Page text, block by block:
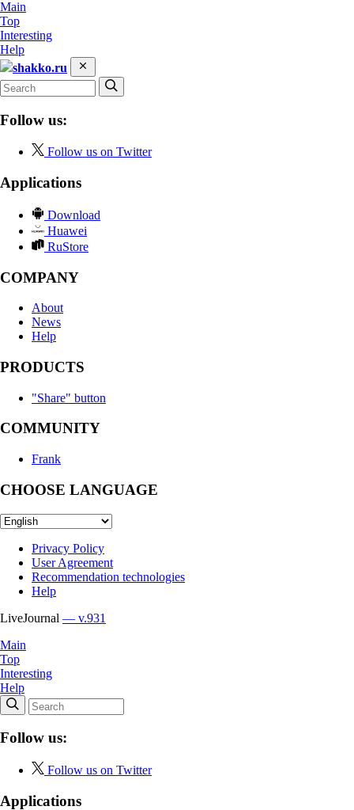
Main
Top
Interesting
Help
shakko.ru
Follow us:
Follow us on Twitter
Applications
Download
Huawei
RuStore
COMPANY
About
News
Help
PRODUCTS
"Share" button
COMMUNITY
Frank
CHOOSE LANGUAGE
Privacy Policy
User Agreement
Recommendation technologies
Help
LiveJournal — v.931
Main
Top
Interesting
Help
Follow us:
Follow us on Twitter
Applications